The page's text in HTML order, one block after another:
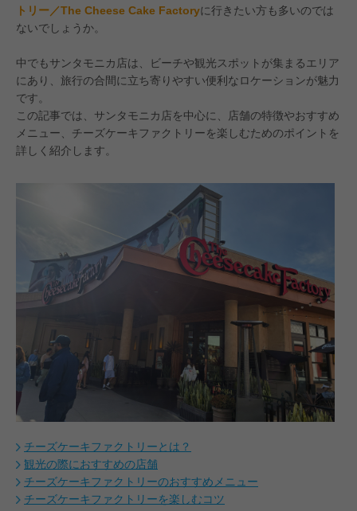
トリー／The Cheese Cake Factoryに行きたい方も多いのでは
ないでしょうか。
中でもサンタモニカ店は、ビーチや観光スポットが集まるエリア
にあり、旅行の合間に立ち寄りやすい便利なロケーションが魅力
です。
この記事では、サンタモニカ店を中心に、店舗の特徴やおすすめ
メニュー、チーズケーキファクトリーを楽しむためのポイントを
詳しく紹介します。
チーズケーキファクトリーとは？
観光の際におすすめの店舗
チーズケーキファクトリーのおすすめメニュー
チーズケーキファクトリーを楽しむコツ